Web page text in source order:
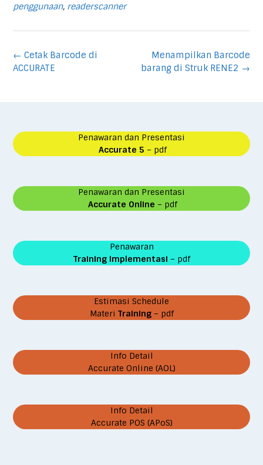
penggunaan, readerscanner
Post
navigation
Menampilkan Barcode
barang di Struk RENE2 →
← Cetak Barcode di
ACCURATE
Penawaran dan Presentasi
Accurate 5 – pdf
Penawaran dan Presentasi
Accurate Online – pdf
Penawaran
Training Implementasi – pdf
Estimasi Schedule
Materi Training – pdf
Info Detail
Accurate Online (AOL)
Info Detail
Accurate POS (APoS)